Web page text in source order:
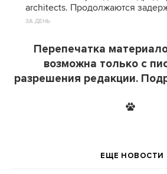
architects. Продолжаются
ЗА ДЕНЬ
Перепечатка
возможна только с
разрешения редакции.
ЕЩЕ НОВОСТИ